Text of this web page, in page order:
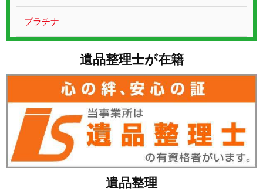
プラチナ
遺品整理士が在籍
遺品整理